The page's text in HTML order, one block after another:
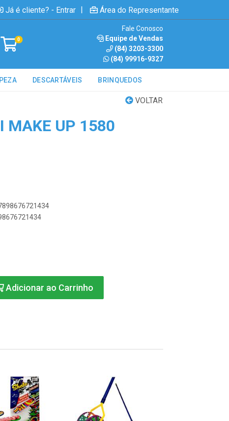
Já é cliente? - Entrar | Área do Representante
0
Fale Conosco
Equipe de Vendas
(84) 3203-3300
(84) 99916-9327
DESCARTÁVEIS BRINQUEDOS
VOLTAR
MAKE UP 1580
Adicionar ao Carrinho